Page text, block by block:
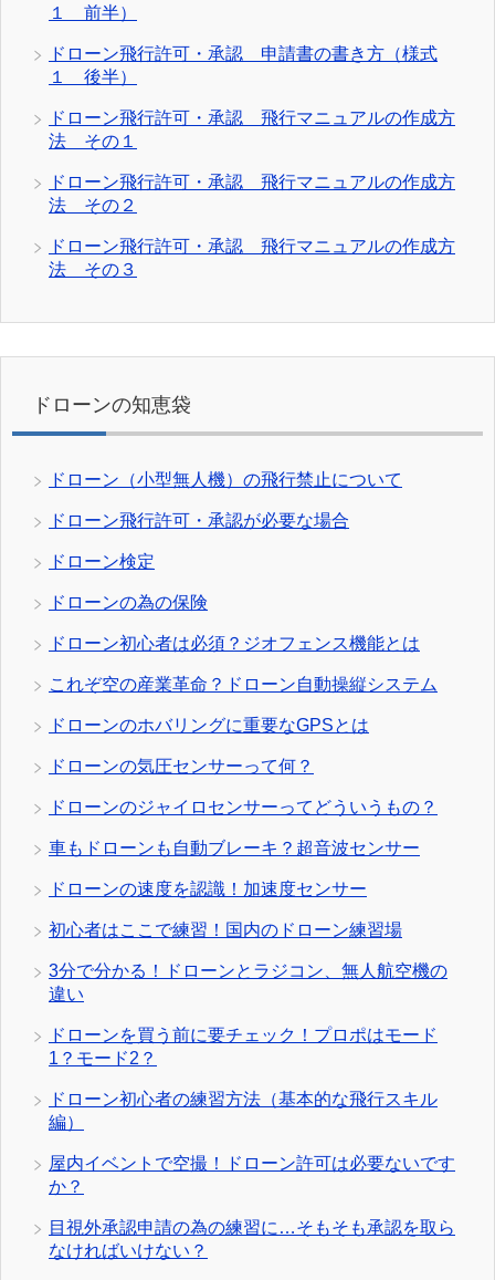
１ 前半）
ドローン飛行許可・承認 申請書の書き方（様式
１ 後半）
ドローン飛行許可・承認 飛行マニュアルの作成方
法 その１
ドローン飛行許可・承認 飛行マニュアルの作成方
法 その２
ドローン飛行許可・承認 飛行マニュアルの作成方
法 その３
ドローンの知恵袋
ドローン（小型無人機）の飛行禁止について
ドローン飛行許可・承認が必要な場合
ドローン検定
ドローンの為の保険
ドローン初心者は必須？ジオフェンス機能とは
これぞ空の産業革命？ドローン自動操縦システム
ドローンのホバリングに重要なGPSとは
ドローンの気圧センサーって何？
ドローンのジャイロセンサーってどういうもの？
車もドローンも自動ブレーキ？超音波センサー
ドローンの速度を認識！加速度センサー
初心者はここで練習！国内のドローン練習場
3分で分かる！ドローンとラジコン、無人航空機の
違い
ドローンを買う前に要チェック！プロポはモード
1？モード2？
ドローン初心者の練習方法（基本的な飛行スキル
編）
屋内イベントで空撮！ドローン許可は必要ないです
か？
目視外承認申請の為の練習に…そもそも承認を取ら
なければいけない？